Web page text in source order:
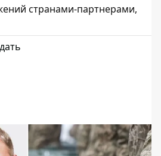
странами-партнерами,